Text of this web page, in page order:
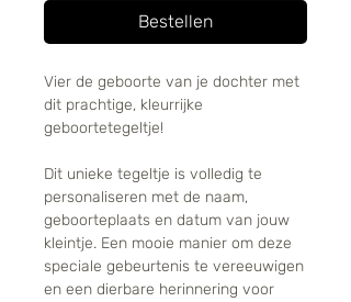
Bestellen
Vier de geboorte van je dochter met
dit prachtige, kleurrijke
geboortetegeltje!
Dit unieke tegeltje is volledig te
personaliseren met de naam,
geboorteplaats en datum van jouw
kleintje. Een mooie manier om deze
speciale gebeurtenis te vereeuwigen
en een dierbare herinnering voor